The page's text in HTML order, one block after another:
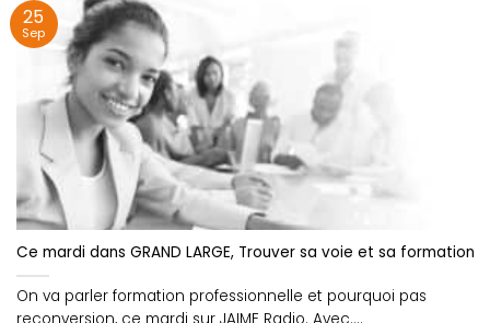
Ce mardi dans GRAND LARGE, Trouver sa voie et sa formation
On va parler formation professionnelle et pourquoi pas
25
Sep